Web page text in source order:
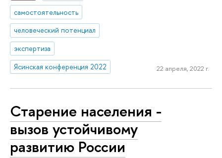
самостоятельность
человеческий потенциал
экспертиза
Ясинская конференция 2022
22 апреля, 2022 г.
Старение населения -
вызов устойчивому
развитию России